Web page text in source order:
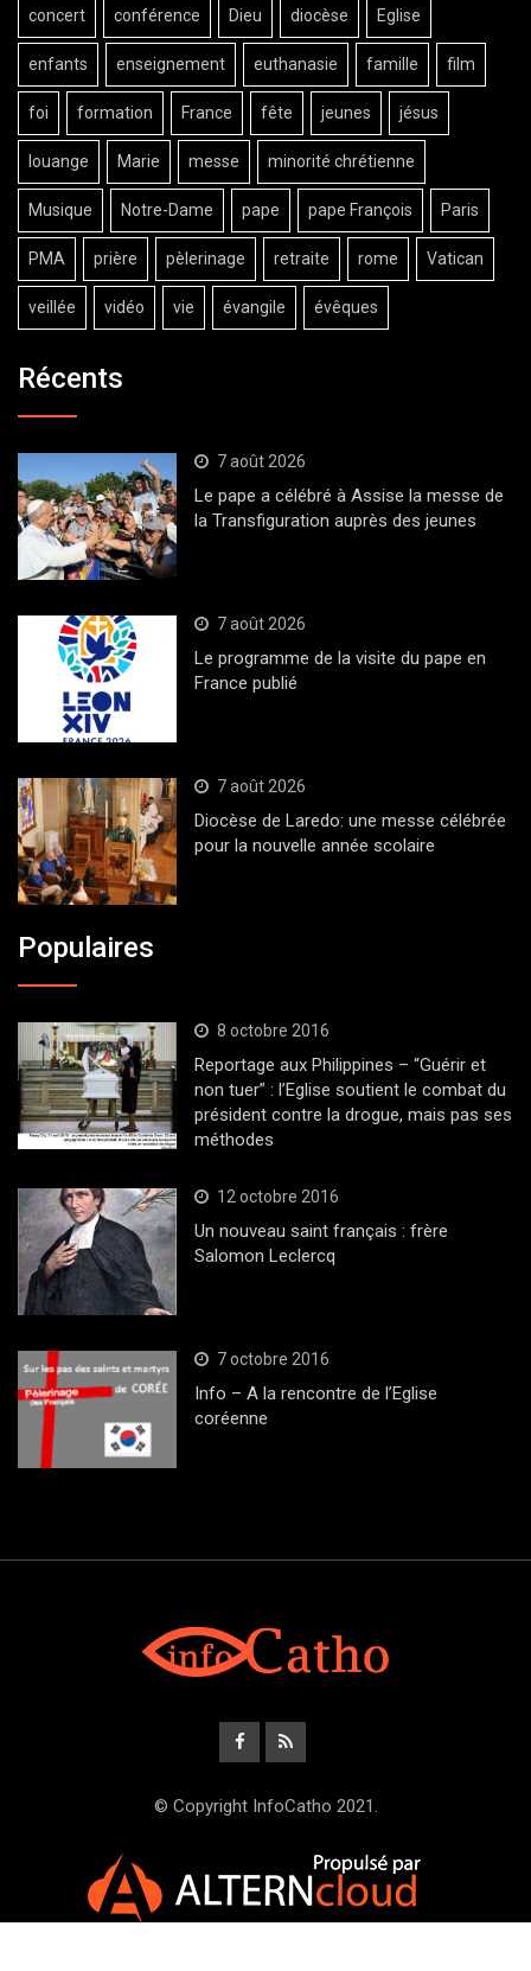
concert conférence Dieu diocèse Eglise
enfants enseignement euthanasie famille film
foi formation France fête jeunes jésus
louange Marie messe minorité chrétienne
Musique Notre-Dame pape pape François Paris
PMA prière pèlerinage retraite rome Vatican
veillée vidéo vie évangile évêques
Récents
7 août 2026
Le pape a célébré à Assise la messe de
la Transfiguration auprès des jeunes
7 août 2026
Le programme de la visite du pape en
France publié
7 août 2026
Diocèse de Laredo: une messe célébrée
pour la nouvelle année scolaire
Populaires
8 octobre 2016
Reportage aux Philippines – “Guérir et
non tuer” : l’Eglise soutient le combat du
président contre la drogue, mais pas ses
méthodes
12 octobre 2016
Un nouveau saint français : frère
Salomon Leclercq
7 octobre 2016
Info – A la rencontre de l’Eglise
coréenne
© Copyright InfoCatho 2021.